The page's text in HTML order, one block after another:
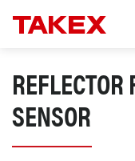
REFLECTOR
SENSOR